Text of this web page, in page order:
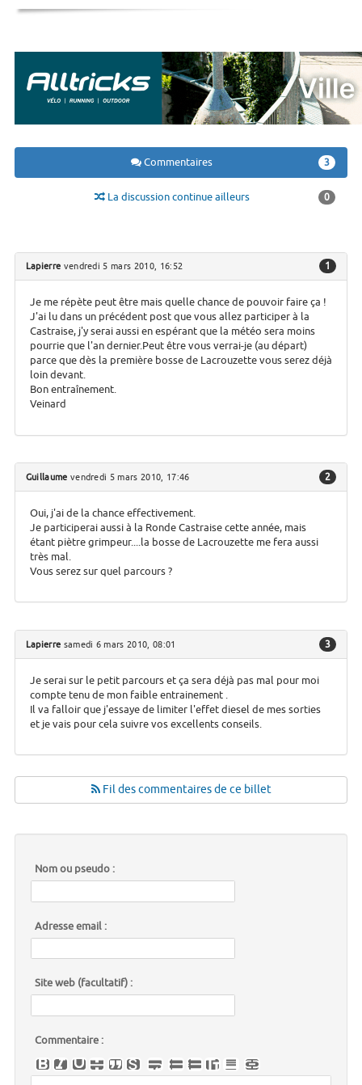
Commentaires 3
La discussion continue ailleurs 0
Lapierre vendredi 5 mars 2010, 16:52 1
Je me répète peut être mais quelle chance de pouvoir faire ça !
J'ai lu dans un précédent post que vous allez participer à la
Castraise, j'y serai aussi en espérant que la météo sera moins
pourrie que l'an dernier.Peut être vous verrai-je (au départ)
parce que dès la première bosse de Lacrouzette vous serez déjà
loin devant.
Bon entraînement.
Veinard
Guillaume vendredi 5 mars 2010, 17:46 2
Oui, j'ai de la chance effectivement.
Je participerai aussi à la Ronde Castraise cette année, mais
étant piètre grimpeur....la bosse de Lacrouzette me fera aussi
très mal.
Vous serez sur quel parcours ?
Lapierre samedi 6 mars 2010, 08:01 3
Je serai sur le petit parcours et ça sera déjà pas mal pour moi
compte tenu de mon faible entrainement .
Il va falloir que j'essaye de limiter l'effet diesel de mes sorties
et je vais pour cela suivre vos excellents conseils.
Fil des commentaires de ce billet
Nom ou pseudo :
Adresse email :
Site web (facultatif) :
Commentaire :